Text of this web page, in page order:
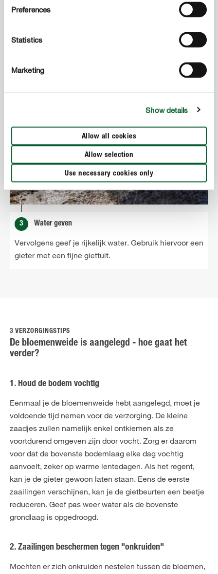
Preferences
Statistics
Marketing
Show details
Allow all cookies
Allow selection
Use necessary cookies only
Strooi een dun laagje grond over de zaadjes zodat ze
aan.
3 Water geven
Vervolgens geef je rijkelijk water. Gebruik hiervoor een
gieter met een fijne giettuit.
3 VERZORGINGSTIPS
De bloemenweide is aangelegd - hoe gaat het
verder?
1. Houd de bodem vochtig
Eenmaal je de bloemenweide hebt aangelegd, moet je
voldoende tijd nemen voor de verzorging. De kleine
zaadjes zullen namelijk enkel ontkiemen als ze
voortdurend omgeven zijn door vocht. Zorg er daarom
voor dat de bovenste bodemlaag elke dag vochtig
aanvoelt, zeker op warme lentedagen. Als het regent,
kan je de gieter gewoon laten staan. Eens de eerste
zaailingen verschijnen, kan je de gietbeurten een beetje
reduceren. Geef pas weer water als de bovenste
grondlaag is opgedroogd.
2. Zaailingen beschermen tegen "onkruiden"
Mochten er zich onkruiden nestelen tussen de bloemen,